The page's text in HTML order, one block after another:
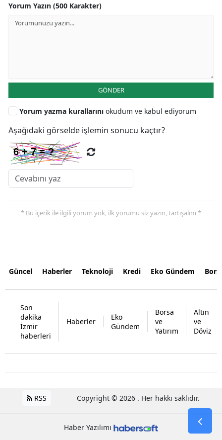
Yorum Yazın (500 Karakter)
GÖNDER
Yorum yazma kurallarını okudum ve kabul ediyorum
Aşağıdaki görselde işlemin sonucu kaçtır?
* Bu içerik ile ilgili yorum yok, ilk yorumu siz yazın, tartışalım *
Güncel Haberler Teknoloji Kredi Eko Gündem
Son
dakika
İzmir
haberleri
Haberler
Eko
Gündem
Borsa
ve
Yatırım
Altın
ve
Döviz
RSS Copyright © 2026 . Her hakkı saklıdır.
Haber Yazılımı